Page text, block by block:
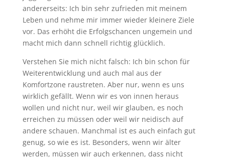
andererseits: Ich bin sehr zufrieden mit meinem
Leben und nehme mir immer wieder kleinere Ziele
vor. Das erhöht die Erfolgschancen ungemein und
macht mich dann schnell richtig glücklich.
Verstehen Sie mich nicht falsch: Ich bin schon für
Weiterentwicklung und auch mal aus der
Komfortzone raustreten. Aber nur, wenn es uns
wirklich gefällt. Wenn wir es von innen heraus
wollen und nicht nur, weil wir glauben, es noch
erreichen zu müssen oder weil wir neidisch auf
andere schauen. Manchmal ist es auch einfach gut
genug, so wie es ist. Besonders, wenn wir älter
werden, müssen wir auch erkennen, dass nicht